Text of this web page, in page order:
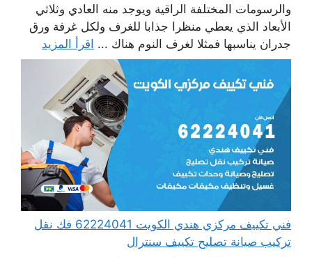
والرسومات المختلفة الراقية ويوجد منه العادي وثلاثي
الأبعاد الذي يعطي منظرا جذابا للغرف ولكل غرفة ورق
جدران يناسبها فمثلا لغرف النوم هناك ... اقرأ المزيد
فني تكييف مركزي هندي الكويت 62224041 فك نقل
تركيب صيانة تصليح تكييف سنترال